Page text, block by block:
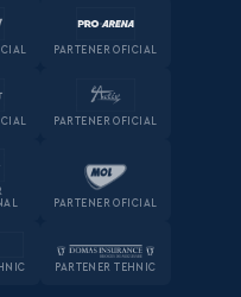
PARTENER OFICIAL
PARTENER OFICIAL
PARTENER OFICIAL
PARTENER TEHNIC